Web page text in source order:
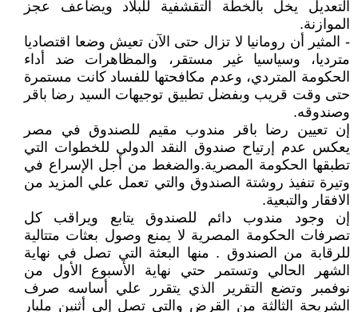
التعديل يخل بالخطة التقشفية للبلاد ويضاعف عجز
الموازنة.
- المثير أن رومانيا لا تزال حتى الآن تعيش وضعا اقتصاديا
مترديا، وسياسيا غير مستقر، والمظاهرات ضد أداء
الحكومة المتردي، وعدم مكافحتها للفساد كانت مستمرة
حتى وقت قريب وبفضل تطبيق توجيهات السيد رضا باقر
وصندوقه.
إن تعيين رضا باقر مندوب مقيم للصندوق في مصر
يعكس عدم إرتياح صندوق النقد الدولي للخطوات التي
تطبقها الحكومة المصرية.والضغط من أجل الإسراع في
وتيرة تنفيذ روشتة الصندوق والتي تعمل علي المزيد من
الافقار والتبعية.
إن وجود مندوب دائم للصندوق يتابع ويراقب كل
تصرفات الحكومة المصرية لا يمنع وصول بعثات متتالية
للرقابة من الصندوق . منها البعثة التي تصل في نهاية
الشهر الحالي وتستمر حتي نهاية الأسبوع الأول من
نوفمبر وتضع التقرير الذي يتقرر علي أساسه صرف
الشريحة الثالثة من القرض والتي تصل إلي أثنين مليار